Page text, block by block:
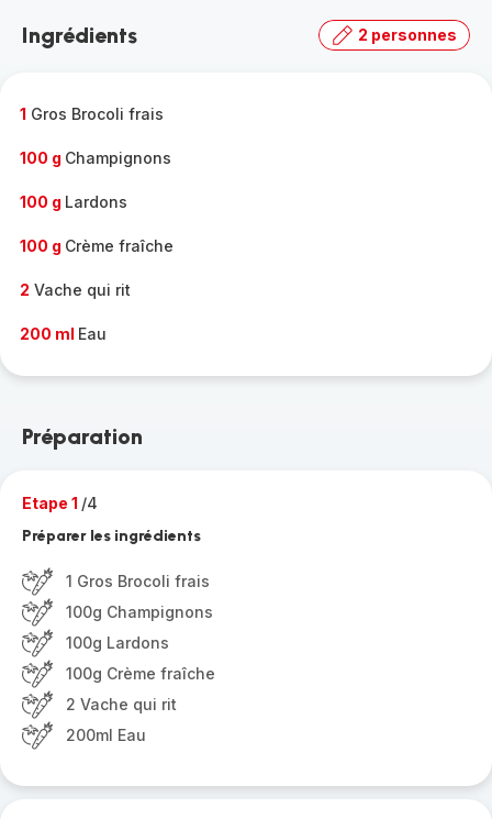
gamme
Ingrédients 2 personnes
1 Gros Brocoli frais
100 g Champignons
100 g Lardons
100 g Crème fraîche
2 Vache qui rit
200 ml Eau
Préparation
Etape 1 /4
Préparer les ingrédients
1 Gros Brocoli frais
100g Champignons
100g Lardons
100g Crème fraîche
2 Vache qui rit
200ml Eau